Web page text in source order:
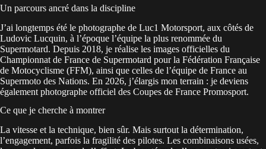
Un parcours ancré dans la discipline
J’ai longtemps été le photographe de Luc1 Motorsport, aux côtés de
Ludovic Lucquin, à l’époque l’équipe la plus renommée du
Supermotard. Depuis 2018, je réalise les images officielles du
Championnat de France de Supermotard pour la Fédération Française
de Motocyclisme (FFM), ainsi que celles de l’équipe de France au
Supermoto des Nations. En 2026, j’élargis mon terrain : je deviens
également photographe officiel des Coupes de France Promosport.
Ce que je cherche à montrer
La vitesse et la technique, bien sûr. Mais surtout la détermination,
l’engagement, parfois la fragilité des pilotes. Les combinaisons usées,